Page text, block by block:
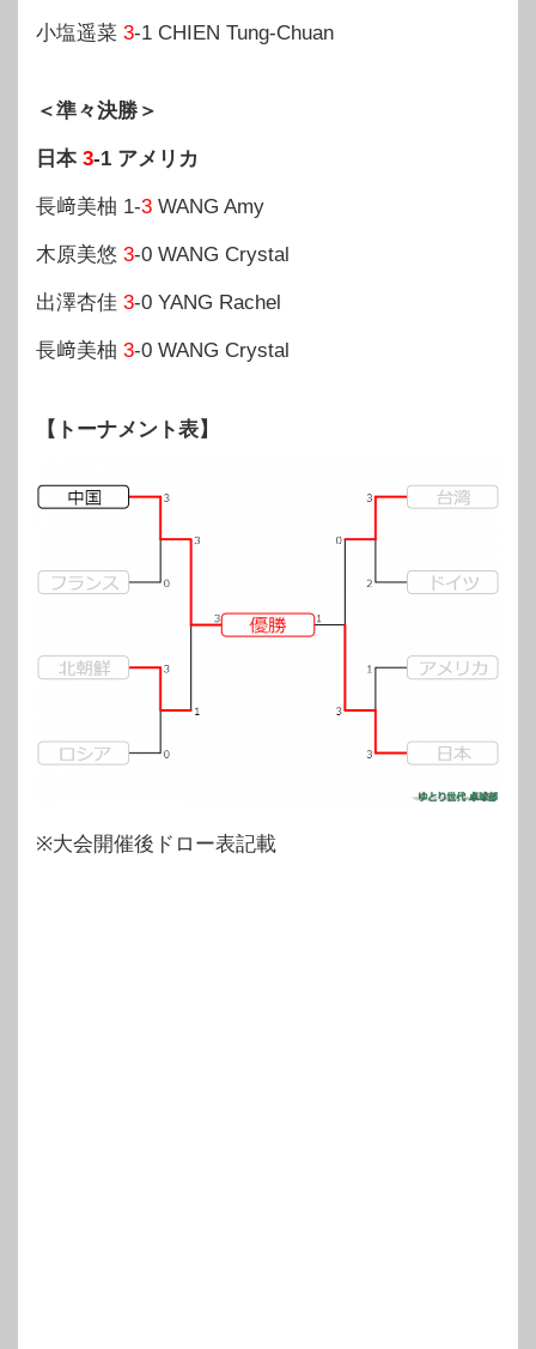
小塩遥菜 3-1 CHIEN Tung-Chuan
＜準々決勝＞
日本 3-1 アメリカ
長﨑美柚 1-3 WANG Amy
木原美悠 3-0 WANG Crystal
出澤杏佳 3-0 YANG Rachel
長﨑美柚 3-0 WANG Crystal
【トーナメント表】
※大会開催後ドロー表記載